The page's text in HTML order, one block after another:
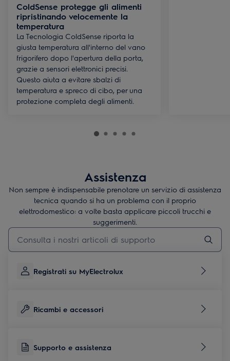
ColdSense protegge gli alimenti
ripristinando velocemente la
temperatura
La Tecnologia ColdSense riporta la
giusta temperatura all'interno del vano
frigorifero dopo l'apertura della porta,
grazie a sensori elettronici precisi.
Questo aiuta a evitare sbalzi di
temperatura e spreco di cibo, per una
protezione completa degli alimenti.
Assistenza
Non sempre è indispensabile prenotare un servizio di assistenza
tecnica quando si ha un problema con il proprio
elettrodomestico: a volte basta applicare piccoli trucchi e
suggerimenti.
Digita per cercare articoli di supporto
Registrati su MyElectrolux
Ricambi e accessori
Supporto e assistenza